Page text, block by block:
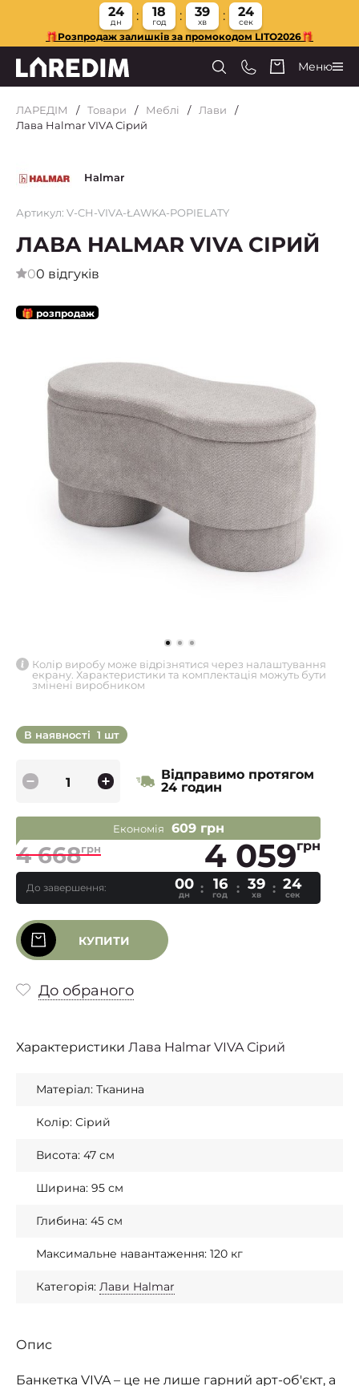
24
дн
18
год
39
хв
23
сек
🎁Розпродаж залишків за промокодом LITO2026🎁
Меню
ЛАРЕДІМ Товари Меблі
Лави
Лава Halmar VIVA Сірий
Halmar
Артикул: V-CH-VIVA-ŁAWKA-POPIELATY
ЛАВА HALMAR VIVA СІРИЙ
00 відгуків
🎁 розпродаж
Колір виробу може відрізнятися через налаштування
екрану. Характеристики та комплектація можуть бути
змінені виробником
В наявності 1 шт
Відправимо протягом
24 годин
Економія 609 грн
4 668грн 4 059грн
До завершення: 00
дн
16
год
39
хв
23
сек
КУПИТИ
До обраного
Характеристики Лава Halmar VIVA Сірий
Матеріал: Тканина
Колір: Сірий
Висота: 47 см
Ширина: 95 см
Глибина: 45 см
Максимальне навантаження: 120 кг
Категорія: Лави Halmar
Опис
Банкетка VIVA – це не лише гарний арт-об'єкт, а